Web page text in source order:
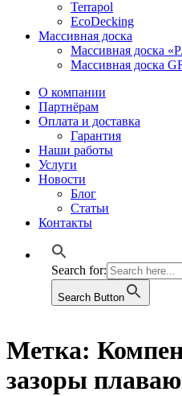
Terrapol
EcoDecking
Массивная доска
Массивная доска
Массивная доска
О компании
Партнёрам
Оплата и доставка
Гарантия
Наши работы
Услуги
Новости
Блог
Статьи
Контакты
Search for:
Search Button
Метка:
зазоры